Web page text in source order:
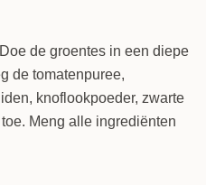
de groentes in een diepe
de tomatenpuree,
knoflookpoeder, zwarte
Meng alle ingrediënten